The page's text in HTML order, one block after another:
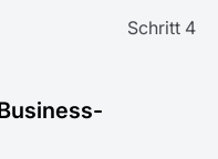
Schritt 4